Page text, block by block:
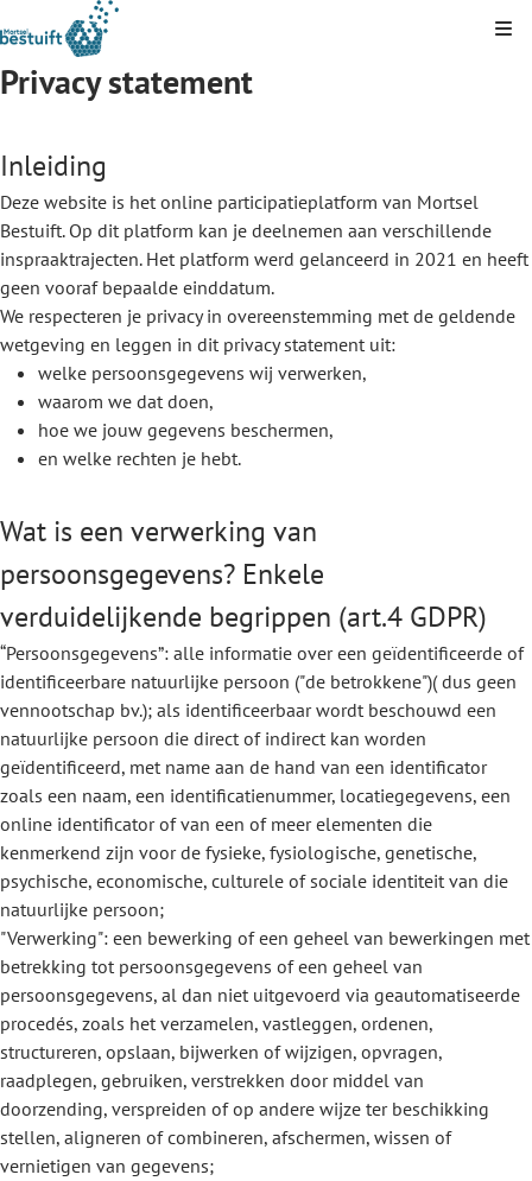
Privacy statement
Inleiding
Deze website is het online participatieplatform van Mortsel
Bestuift. Op dit platform kan je deelnemen aan verschillende
inspraaktrajecten. Het platform werd gelanceerd in 2021 en heeft
geen vooraf bepaalde einddatum.
We respecteren je privacy in overeenstemming met de geldende
wetgeving en leggen in dit privacy statement uit:
welke persoonsgegevens wij verwerken,
waarom we dat doen,
hoe we jouw gegevens beschermen,
en welke rechten je hebt.
Wat is een verwerking van
persoonsgegevens? Enkele
verduidelijkende begrippen (art.4 GDPR)
“Persoonsgegevens”: alle informatie over een geïdentificeerde of
identificeerbare natuurlijke persoon ("de betrokkene")( dus geen
vennootschap bv.); als identificeerbaar wordt beschouwd een
natuurlijke persoon die direct of indirect kan worden
geïdentificeerd, met name aan de hand van een identificator
zoals een naam, een identificatienummer, locatiegegevens, een
online identificator of van een of meer elementen die
kenmerkend zijn voor de fysieke, fysiologische, genetische,
psychische, economische, culturele of sociale identiteit van die
natuurlijke persoon;
"Verwerking": een bewerking of een geheel van bewerkingen met
betrekking tot persoonsgegevens of een geheel van
persoonsgegevens, al dan niet uitgevoerd via geautomatiseerde
procedés, zoals het verzamelen, vastleggen, ordenen,
structureren, opslaan, bijwerken of wijzigen, opvragen,
raadplegen, gebruiken, verstrekken door middel van
doorzending, verspreiden of op andere wijze ter beschikking
stellen, aligneren of combineren, afschermen, wissen of
vernietigen van gegevens;